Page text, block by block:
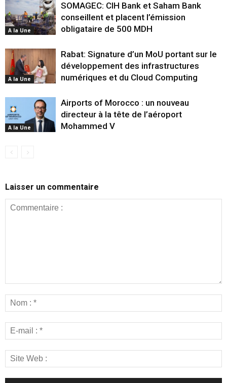
A la Une
SOMAGEC: CIH Bank et Saham Bank
conseillent et placent l’émission
obligataire de 500 MDH
A la Une
Rabat: Signature d’un MoU portant sur le
développement des infrastructures
numériques et du Cloud Computing
A la Une
Airports of Morocco : un nouveau
directeur à la tête de l’aéroport
Mohammed V
Laisser un commentaire